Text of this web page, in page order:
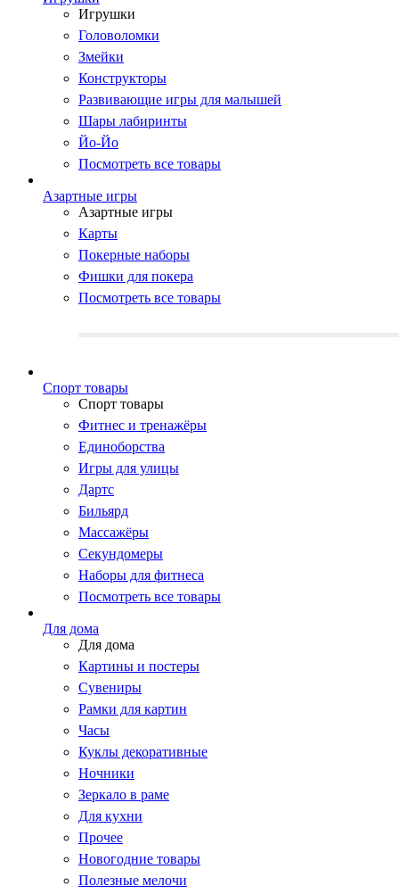
Игрушки
Головоломки
Змейки
Конструкторы
Развивающие игры для малышей
Шары лабиринты
Йо-Йо
Посмотреть все товары
Азартные игры
Азартные игры
Карты
Покерные наборы
Фишки для покера
Посмотреть все товары
Cпорт товары
Cпорт товары
Фитнес и тренажёры
Единоборства
Игры для улицы
Дартс
Бильярд
Массажёры
Секундомеры
Наборы для фитнеса
Посмотреть все товары
Для дома
Для дома
Картины и постеры
Сувениры
Рамки для картин
Часы
Куклы декоративные
Ночники
Зеркало в раме
Для кухни
Прочее
Новогодние товары
Полезные мелочи